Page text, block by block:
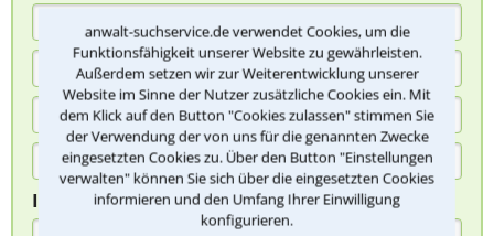
anwalt-suchservice.de verwendet Cookies, um die
Funktionsfähigkeit unserer Website zu gewährleisten.
Außerdem setzen wir zur Weiterentwicklung unserer
Website im Sinne der Nutzer zusätzliche Cookies ein. Mit
dem Klick auf den Button "Cookies zulassen" stimmen Sie
der Verwendung der von uns für die genannten Zwecke
eingesetzten Cookies zu. Über den Button "Einstellungen
verwalten" können Sie sich über die eingesetzten Cookies
informieren und den Umfang Ihrer Einwilligung
konfigurieren.
Ihre Nachricht*